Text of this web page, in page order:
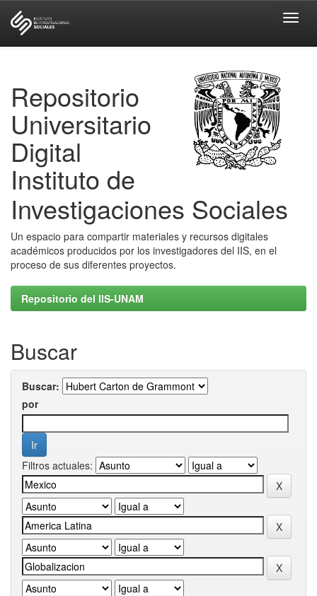
Repositorio
Universitario
Digital
Instituto de
Investigaciones Sociales
Un espacio para compartir materiales y recursos digitales
académicos producidos por los investigadores del IIS, en el
proceso de sus diferentes proyectos.
Repositorio del IIS-UNAM
Buscar
Buscar:
por
Filtros actuales: